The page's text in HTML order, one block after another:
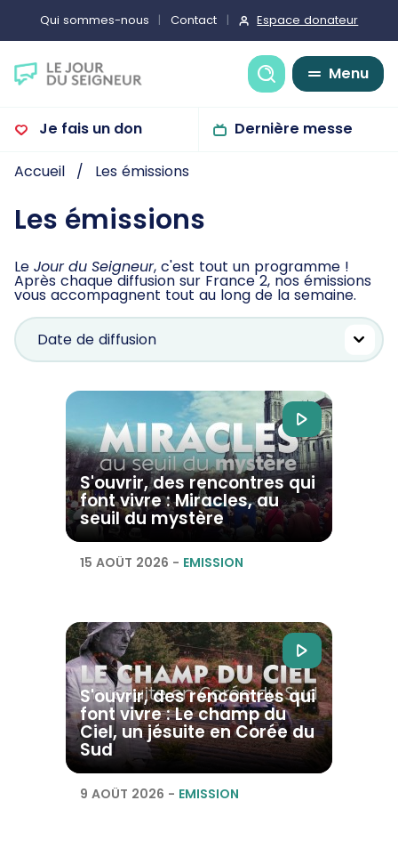
Qui sommes-nous Contact Espace donateur
Recherche
Menu
Je fais un don Dernière messe
Accueil Les émissions
Les émissions
Le Jour du Seigneur, c'est tout un programme !
Après chaque diffusion sur France 2, nos émissions
vous accompagnent tout au long de la semaine.
S'ouvrir, des rencontres qui
font vivre : Miracles, au
seuil du mystère
15 AOÛT 2026 - EMISSION
S'ouvrir, des rencontres qui
font vivre : Le champ du
Ciel, un jésuite en Corée du
Sud
9 AOÛT 2026 - EMISSION